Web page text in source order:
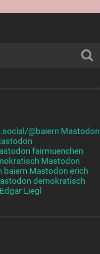
@baiern Mastodon
fairmuenchen
Mastodon
baiern Mastodon erich
demokratisch
Liegl